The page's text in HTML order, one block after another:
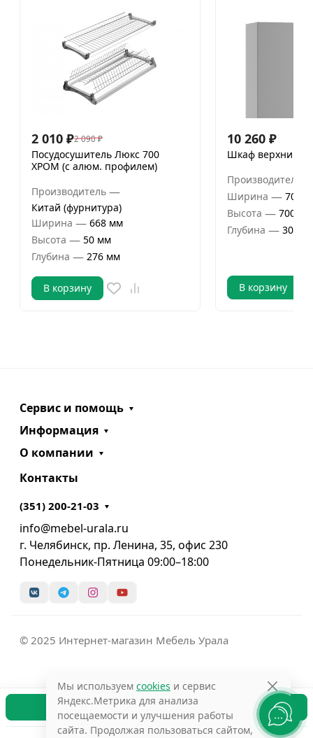
В корзину
2 010 ₽2 090 ₽
Посудосушитель Люкс 700
ХРОМ (с алюм. профилем)
Производитель —
Китай (фурнитура)
Ширина — 668 мм
Высота — 50 мм
Глубина — 276 мм
В корзину
10 260 ₽
Шкаф верхний
Производитель
Ширина — 700
Высота — 700 мм
Глубина — 300
В корзину
Сервис и помощь
Информация
О компании
Контакты
(351) 200-21-03
info@mebel-urala.ru
г. Челябинск, пр. Ленина, 35, офис 230
Понедельник-Пятница 09:00–18:00
© 2025 Интернет-магазин Мебель Урала
Мы используем cookies и сервис
Яндекс.Метрика для анализа
посещаемости и улучшения работы
сайта. Продолжая пользоваться сайтом,